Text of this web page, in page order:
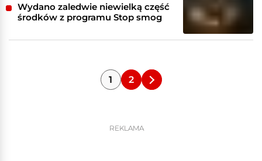
Wydano zaledwie niewielką część
środków z programu Stop smog
1 2
REKLAMA